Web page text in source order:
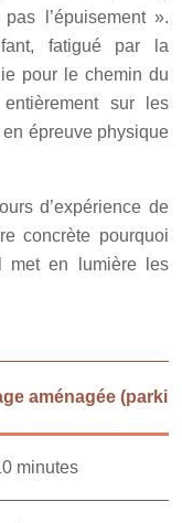
l’épuisement ».
fatigué par la
pour le chemin du
sur les
épreuve physique
d’expérience de
concrète pourquoi
met en lumière les
aménagée
minutes